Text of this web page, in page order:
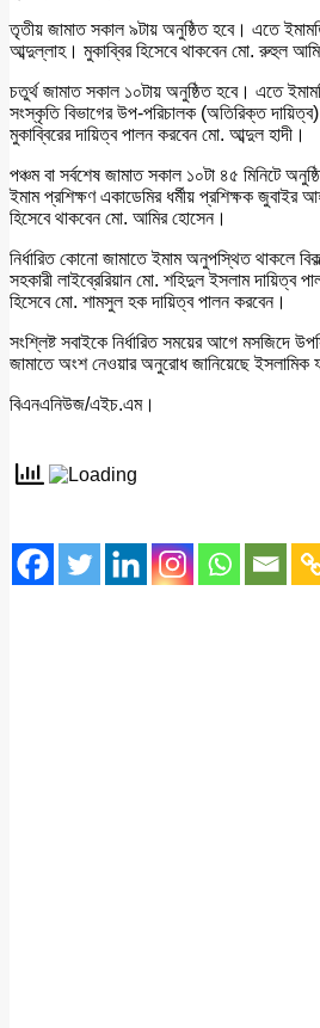
তৃতীয় জামাত সকাল ৯টায় অনুষ্ঠিত হবে। এতে
আব্দুল্লাহ। মুকাব্বির হিসেবে থাকবেন মো. রুহুল
চতুর্থ জামাত সকাল ১০টায় অনুষ্ঠিত হবে। এতে
সংস্কৃতি বিভাগের উপ-পরিচালক (অতিরিক্ত দায়িত্ব)
মুকাব্বিরের দায়িত্ব পালন করবেন মো. আব্দুল হাদী।
পঞ্চম বা সর্বশেষ জামাত সকাল ১০টা ৪৫ মিনিটে
ইমাম প্রশিক্ষণ একাডেমির ধর্মীয় প্রশিক্ষক জুবাইর
হিসেবে থাকবেন মো. আমির হোসেন।
নির্ধারিত কোনো জামাতে ইমাম অনুপস্থিত থাকলে
সহকারী লাইব্রেরিয়ান মো. শহিদুল ইসলাম দায়িত্ব
হিসেবে মো. শামসুল হক দায়িত্ব পালন করবেন।
সংশ্লিষ্ট সবাইকে নির্ধারিত সময়ের আগে মসজিদে
জামাতে অংশ নেওয়ার অনুরোধ জানিয়েছে ইসলামিক
বিএনএনিউজ/এইচ.এম।